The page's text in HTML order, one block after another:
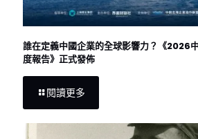
誰在定義中國企業的全球影響力？《2026
度報告》正式發佈
閱讀更多